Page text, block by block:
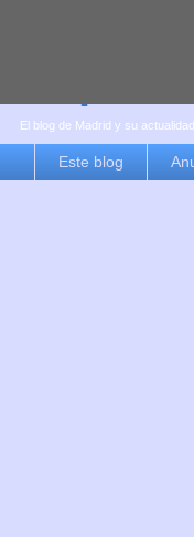
es por
El blog de Madrid y su
Este blog